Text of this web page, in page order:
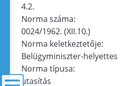
4.2.
Norma száma:
0024/1962. (XII.10.)
Norma keletkeztetője:
Belügyminiszter-helyettes
Norma típusa:
utasítás